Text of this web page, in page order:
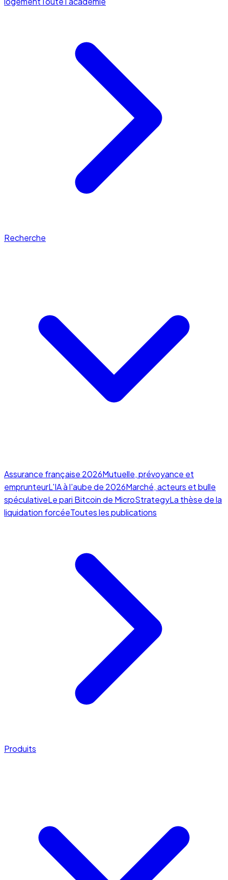
Recherche
Assurance française 2026Mutuelle, prévoyance et
emprunteurL'IA à l'aube de 2026Marché, acteurs et bulle
spéculativeLe pari Bitcoin de MicroStrategyLa thèse de la
liquidation forcéeToutes les publications
Produits